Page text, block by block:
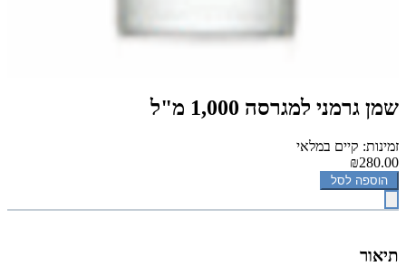
שמן גרמני למגרסה 1,000 מ"ל
זמינות: קיים במלאי
₪280.00
הוספה לסל
תיאור